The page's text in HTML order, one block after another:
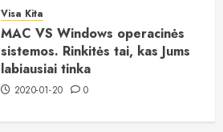
Visa Kita
MAC VS Windows operacinės
sistemos. Rinkitės tai, kas Jums
labiausiai tinka
2020-01-20 0